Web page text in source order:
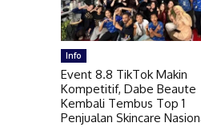
Info
Event 8.8 TikTok Makin
Kompetitif, Dabe Beaute
Kembali Tembus Top 1
Penjualan Skincare